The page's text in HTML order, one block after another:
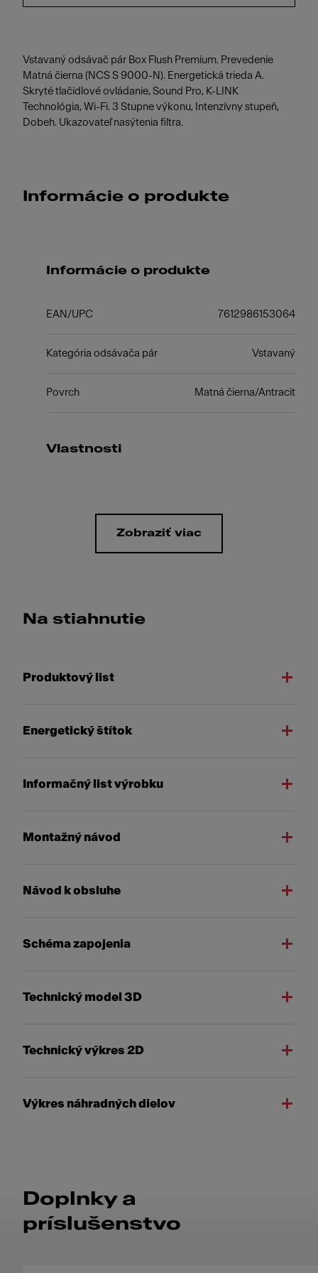
Vstavaný odsávač pár Box Flush Premium. Prevedenie
Matná čierna (NCS S 9000-N). Energetická trieda A.
Skryté tlačidlové ovládanie, Sound Pro, K-LINK
Technológia, Wi-Fi. 3 Stupne výkonu, Intenzívny stupeň,
Dobeh. Ukazovateľ nasýtenia filtra.
Informácie o produkte
Informácie o produkte
EAN/UPC 7612986153064
Kategória odsávača pár Vstavaný
Povrch Matná čierna/Antracit
Vlastnosti
Zobraziť viac
Na stiahnutie
Produktový list
Energetický štítok
Informačný list výrobku
Montažný návod
Návod k obsluhe
Schéma zapojenia
Technický model 3D
Technický výkres 2D
Výkres náhradných dielov
Doplnky a
príslušenstvo